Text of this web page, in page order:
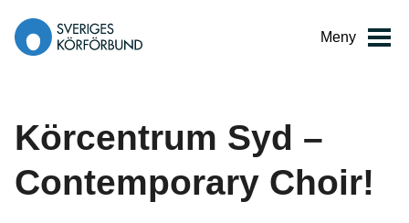
innehåll
Meny
Körcentrum Syd –
Contemporary Choir!